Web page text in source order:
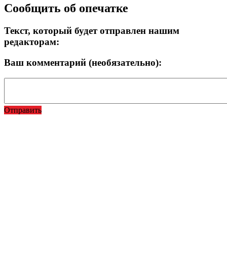
Сообщить об опечатке
Текст, который будет отправлен нашим
редакторам:
Ваш комментарий (необязательно):
Отправить